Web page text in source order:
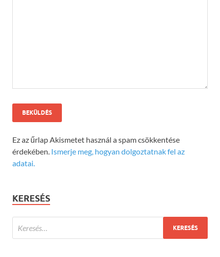
Ez az űrlap Akismetet használ a spam csökkentése
érdekében. Ismerje meg, hogyan dolgoztatnak fel az
adatai.
KERESÉS